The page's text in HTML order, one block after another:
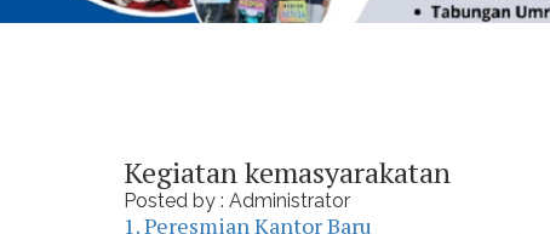
Kegiatan kemasyarakatan
Posted by : Administrator
1. Peresmian Kantor Baru